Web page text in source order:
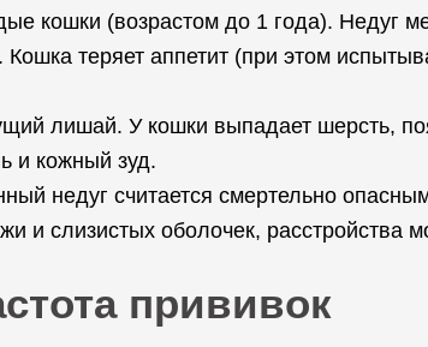
кошки (возрастом до 1 года). Недуг
теряет аппетит (при этом
лишай. У кошки выпадает шерсть,
и кожный зуд.
недуг считается смертельно
и слизистых оболочек, расстройства
прививок